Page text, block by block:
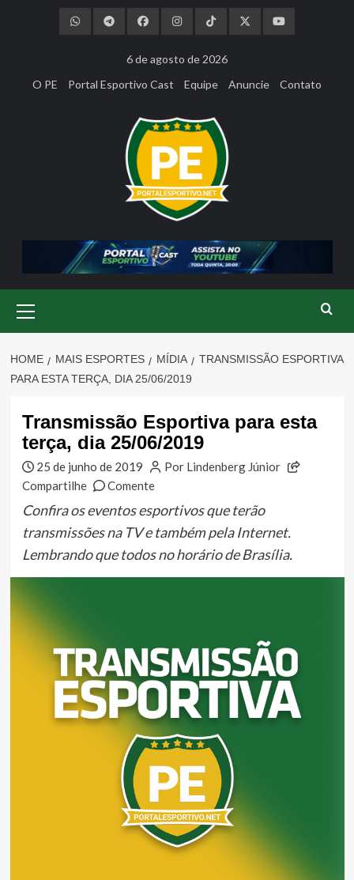
6 de agosto de 2026
O PE
Portal Esportivo Cast Equipe Anuncie Contato
Menu
HOME MAIS ESPORTES MÍDIA
TRANSMISSÃO ESPORTIVA
PARA ESTA TERÇA, DIA 25/06/2019
Transmissão Esportiva para esta
terça, dia 25/06/2019
25 de junho de 2019
Por Lindenberg Júnior
Compartilhe
Comente
Confira os eventos esportivos que terão
transmissões na TV e também pela Internet.
Lembrando que todos no horário de Brasília.